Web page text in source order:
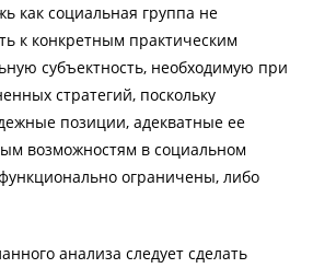
как социальная группа не
к конкретным практическим
субъектность, необходимую при
стратегий, поскольку
позиции, адекватные ее
возможностям в социальном
ограничены, либо
анализа следует сделать